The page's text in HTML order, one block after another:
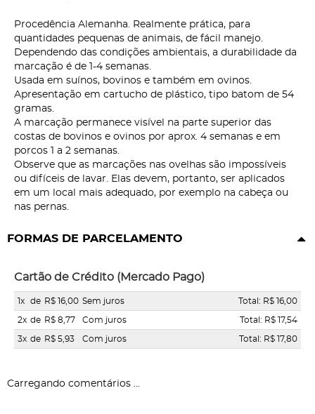
Procedência Alemanha. Realmente prática, para
quantidades pequenas de animais, de fácil manejo.
Dependendo das condições ambientais, a durabilidade da
marcação é de 1-4 semanas.
Usada em suínos, bovinos e também em ovinos.
Apresentação em cartucho de plástico, tipo batom de 54
gramas.
A marcação permanece visível na parte superior das
costas de bovinos e ovinos por aprox. 4 semanas e em
porcos 1 a 2 semanas.
Observe que as marcações nas ovelhas são impossíveis
ou difíceis de lavar. Elas devem, portanto, ser aplicados
em um local mais adequado, por exemplo na cabeça ou
nas pernas.
FORMAS DE PARCELAMENTO
Cartão de Crédito (Mercado Pago)
1x de R$ 16,00 Sem juros Total: R$ 16,00
2x de R$ 8,77 Com juros Total: R$ 17,54
3x de R$ 5,93 Com juros Total: R$ 17,80
Carregando comentários ...